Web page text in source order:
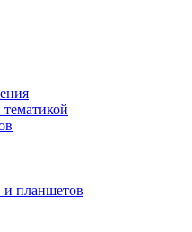
и планшетов